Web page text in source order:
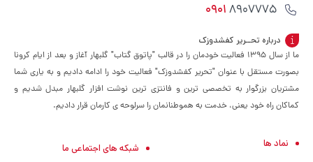
09018907775
درباره تحــریر کفشدوزک
ما از سال ۱۳۹۵ فعالیت خودمان را در قالب "پاتوق گتاب" گلبهار آغاز و بعد از ایام کرونا
بصورت مستقل با عنوان "تحریر کفشدوزک" فعالیت خود را ادامه دادیم و به یاری شما
مشتریان بزرگوار به تخصصی ترین و فانتزی ترین نوشت افزار گلبهار مبدل شدیم و
کماکان راه خود یعنی، خدمت به هموطنانمان را سرلوحه ی کارمان قرار دادیم.
نماد ها شبکه های اجتماعی ما